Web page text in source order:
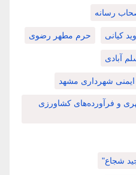
رسانه
کیانی حرم مطهر رضوی
آبادی
شهرداری مشهد
و فرآورده‌های کشاورزی
شجاع"